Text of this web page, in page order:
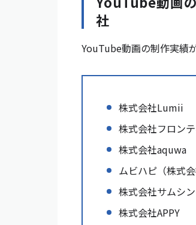
社
YouTube動画の制作実績
株式会社Lumii
株式会社フロン
株式会社aquwa
ムビハピ（株式
株式会社サムシ
株式会社APPY